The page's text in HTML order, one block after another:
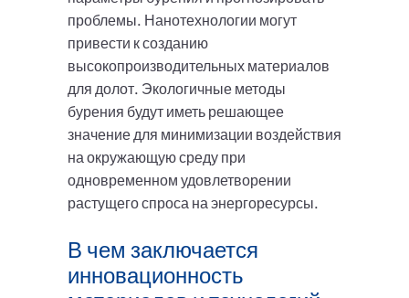
проблемы. Нанотехнологии могут
привести к созданию
высокопроизводительных материалов
для долот. Экологичные методы
бурения будут иметь решающее
значение для минимизации воздействия
на окружающую среду при
одновременном удовлетворении
растущего спроса на энергоресурсы.
В чем заключается
инновационность